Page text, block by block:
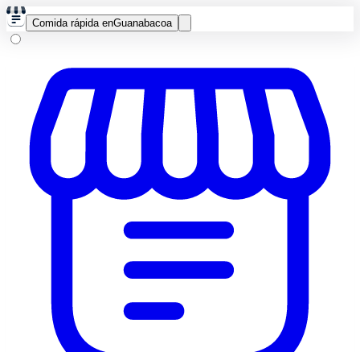
Comida rápida enGuanabacoa